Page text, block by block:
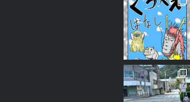
一番上の「奥の院」までは1300段以上の階段